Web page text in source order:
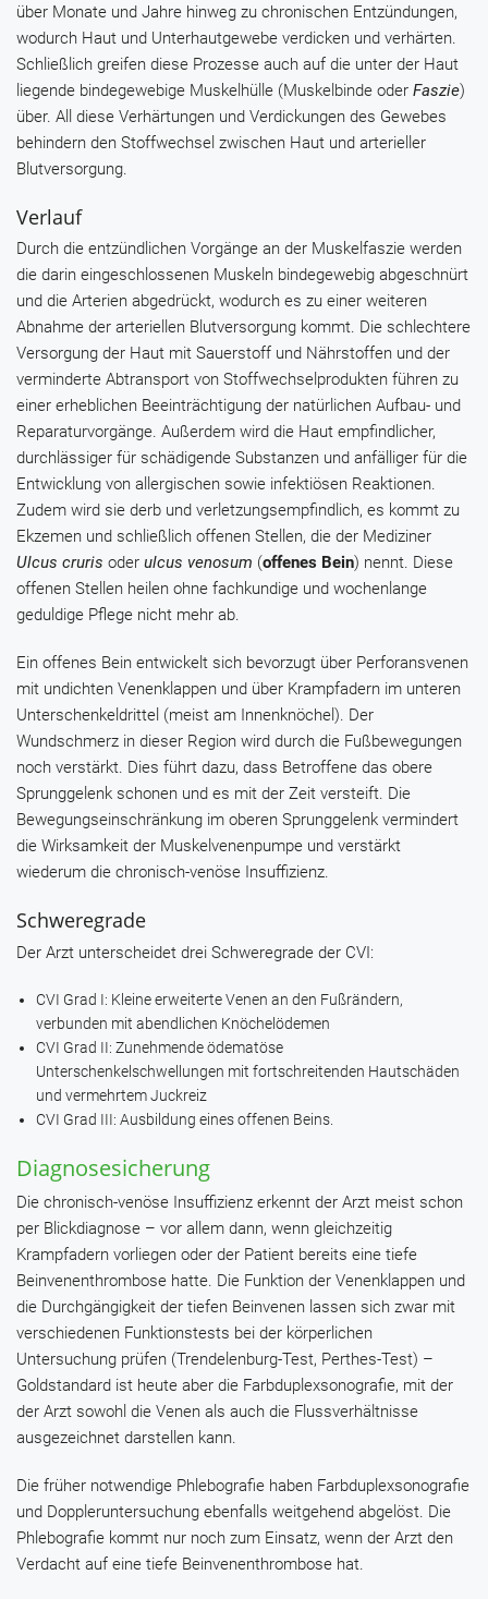
über Monate und Jahre hinweg zu chronischen Entzündungen,
wodurch Haut und Unterhautgewebe verdicken und verhärten.
Schließlich greifen diese Prozesse auch auf die unter der Haut
liegende bindegewebige Muskelhülle (Muskelbinde oder Faszie)
über. All diese Verhärtungen und Verdickungen des Gewebes
behindern den Stoffwechsel zwischen Haut und arterieller
Blutversorgung.
Verlauf
Durch die entzündlichen Vorgänge an der Muskelfaszie werden
die darin eingeschlossenen Muskeln bindegewebig abgeschnürt
und die Arterien abgedrückt, wodurch es zu einer weiteren
Abnahme der arteriellen Blutversorgung kommt. Die schlechtere
Versorgung der Haut mit Sauerstoff und Nährstoffen und der
verminderte Abtransport von Stoffwechselprodukten führen zu
einer erheblichen Beeinträchtigung der natürlichen Aufbau- und
Reparaturvorgänge. Außerdem wird die Haut empfindlicher,
durchlässiger für schädigende Substanzen und anfälliger für die
Entwicklung von allergischen sowie infektiösen Reaktionen.
Zudem wird sie derb und verletzungsempfindlich, es kommt zu
Ekzemen und schließlich offenen Stellen, die der Mediziner
Ulcus cruris oder ulcus venosum (offenes Bein) nennt. Diese
offenen Stellen heilen ohne fachkundige und wochenlange
geduldige Pflege nicht mehr ab.
Ein offenes Bein entwickelt sich bevorzugt über Perforansvenen
mit undichten Venenklappen und über Krampfadern im unteren
Unterschenkeldrittel (meist am Innenknöchel). Der
Wundschmerz in dieser Region wird durch die Fußbewegungen
noch verstärkt. Dies führt dazu, dass Betroffene das obere
Sprunggelenk schonen und es mit der Zeit versteift. Die
Bewegungseinschränkung im oberen Sprunggelenk vermindert
die Wirksamkeit der Muskelvenenpumpe und verstärkt
wiederum die chronisch-venöse Insuffizienz.
Schweregrade
Der Arzt unterscheidet drei Schweregrade der CVI:
CVI Grad I: Kleine erweiterte Venen an den Fußrändern,
verbunden mit abendlichen Knöchelödemen
CVI Grad II: Zunehmende ödematöse
Unterschenkelschwellungen mit fortschreitenden Hautschäden
und vermehrtem Juckreiz
CVI Grad III: Ausbildung eines offenen Beins.
Diagnosesicherung
Die chronisch-venöse Insuffizienz erkennt der Arzt meist schon
per Blickdiagnose – vor allem dann, wenn gleichzeitig
Krampfadern vorliegen oder der Patient bereits eine tiefe
Beinvenenthrombose hatte. Die Funktion der Venenklappen und
die Durchgängigkeit der tiefen Beinvenen lassen sich zwar mit
verschiedenen Funktionstests bei der körperlichen
Untersuchung prüfen (Trendelenburg-Test, Perthes-Test) –
Goldstandard ist heute aber die Farbduplexsonografie, mit der
der Arzt sowohl die Venen als auch die Flussverhältnisse
ausgezeichnet darstellen kann.
Die früher notwendige Phlebografie haben Farbduplexsonografie
und Doppleruntersuchung ebenfalls weitgehend abgelöst. Die
Phlebografie kommt nur noch zum Einsatz, wenn der Arzt den
Verdacht auf eine tiefe Beinvenenthrombose hat.